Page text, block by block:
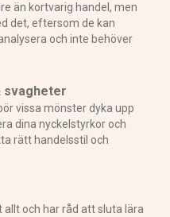
än kortvarig handel, men
det, eftersom de kan
och inte behöver
svagheter
vissa mönster dyka upp
dina nyckelstyrkor och
rätt handelsstil och
allt och har råd att sluta lära